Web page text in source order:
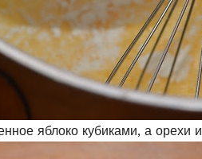
яблоко кубиками, а орехи